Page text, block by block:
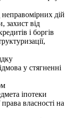
дій
захист від
і боргів
у стягненні
іпотеки
власності на